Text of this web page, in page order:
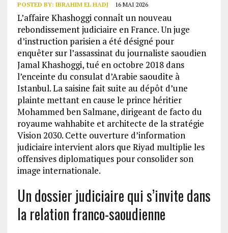
POSTED BY: IBRAHIM EL HADJ 16 MAI 2026
L’affaire Khashoggi connaît un nouveau
rebondissement judiciaire en France. Un juge
d’instruction parisien a été désigné pour
enquêter sur l’assassinat du journaliste saoudien
Jamal Khashoggi, tué en octobre 2018 dans
l’enceinte du consulat d’Arabie saoudite à
Istanbul. La saisine fait suite au dépôt d’une
plainte mettant en cause le prince héritier
Mohammed ben Salmane, dirigeant de facto du
royaume wahhabite et architecte de la stratégie
Vision 2030. Cette ouverture d’information
judiciaire intervient alors que Riyad multiplie les
offensives diplomatiques pour consolider son
image internationale.
Un dossier judiciaire qui s’invite dans
la relation franco-saoudienne